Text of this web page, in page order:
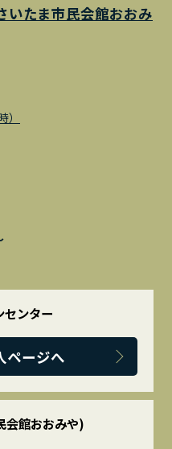
いたま市民会館おおみ
センター
ページへ
会館おおみや)